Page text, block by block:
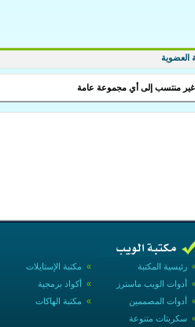
العضوية
غير منتسب إلى أي مجموعة عامة
» مكتبة الإستايلات
رئيسية المكتبة
» أكواد برمجية
أدوات الويب ماسترز
» مكتبة الهاكات
أدوات المصممين
سكربتات متنوعة